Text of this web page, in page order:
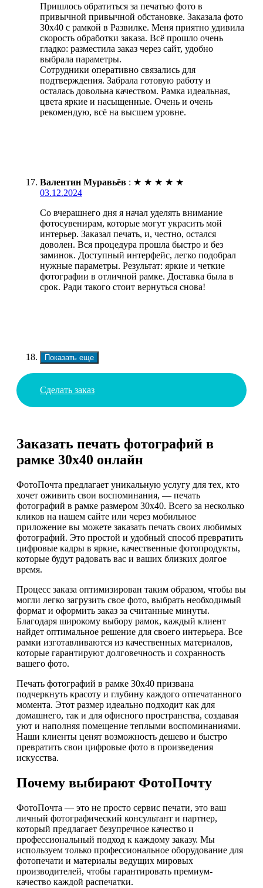
Пришлось обратиться за печатью фото в
привычной привычной обстановке. Заказала фото
30х40 с рамкой в Развилке. Меня приятно удивила
скорость обработки заказа. Всё прошло очень
гладко: разместила заказ через сайт, удобно
выбрала параметры.
Сотрудники оперативно связались для
подтверждения. Забрала готовую работу и
осталась довольна качеством. Рамка идеальная,
цвета яркие и насыщенные. Очень и очень
рекомендую, всё на высшем уровне.
Валентин Муравьёв : ★ ★ ★ ★ ★
03.12.2024
Со вчерашнего дня я начал уделять внимание
фотосувенирам, которые могут украсить мой
интерьер. Заказал печать, и, честно, остался
доволен. Вся процедура прошла быстро и без
заминок. Доступный интерфейс, легко подобрал
нужные параметры. Результат: яркие и четкие
фотографии в отличной рамке. Доставка была в
срок. Ради такого стоит вернуться снова!
Показать еще
Сделать заказ
Заказать печать фотографий в
рамке 30х40 онлайн
ФотоПочта предлагает уникальную услугу для тех, кто
хочет оживить свои воспоминания, — печать
фотографий в рамке размером 30х40. Всего за несколько
кликов на нашем сайте или через мобильное
приложение вы можете заказать печать своих любимых
фотографий. Это простой и удобный способ превратить
цифровые кадры в яркие, качественные фотопродукты,
которые будут радовать вас и ваших близких долгое
время.
Процесс заказа оптимизирован таким образом, чтобы вы
могли легко загрузить свое фото, выбрать необходимый
формат и оформить заказ за считанные минуты.
Благодаря широкому выбору рамок, каждый клиент
найдет оптимальное решение для своего интерьера. Все
рамки изготавливаются из качественных материалов,
которые гарантируют долговечность и сохранность
вашего фото.
Печать фотографий в рамке 30х40 призвана
подчеркнуть красоту и глубину каждого отпечатанного
момента. Этот размер идеально подходит как для
домашнего, так и для офисного пространства, создавая
уют и наполняя помещение теплыми воспоминаниями.
Наши клиенты ценят возможность дешево и быстро
превратить свои цифровые фото в произведения
искусства.
Почему выбирают ФотоПочту
ФотоПочта — это не просто сервис печати, это ваш
личный фотографический консультант и партнер,
который предлагает безупречное качество и
профессиональный подход к каждому заказу. Мы
используем только профессиональное оборудование для
фотопечати и материалы ведущих мировых
производителей, чтобы гарантировать премиум-
качество каждой распечатки.